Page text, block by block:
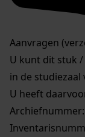
Aanvragen
U kunt dit stuk
in de studiezaal
U heeft
Archiefnummer: